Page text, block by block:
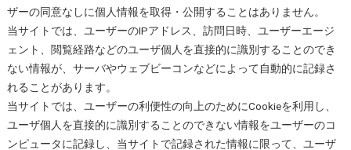
ザーの同意なしに個人情報を取得・公開することはありません。
当サイトでは、ユーザーのIPアドレス、訪問日時、ユーザーエージ
ェント、閲覧経路などのユーザ個人を直接的に識別することのでき
ない情報が、サーバやウェブビーコンなどによって自動的に記録さ
れることがあります。
当サイトでは、ユーザーの利便性の向上のためにCookieを利用し、
ユーザ個人を直接的に識別することのできない情報をユーザーのコ
ンピュータに記録し、当サイトで記録された情報に限って、ユーザ